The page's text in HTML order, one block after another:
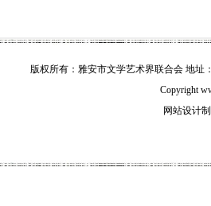
版权所有：雅安市文学艺术界联合会 地址
Copyright
网站设计